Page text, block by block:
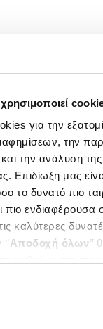
για την
την
την ανάλυση της
Επιδίωξη μας
το δυνατό πιο
πιο ενδιαφέρουσα
καλύτερες
Αποδοχή όλων’’
επιλέξετε από τα
΄΄και να